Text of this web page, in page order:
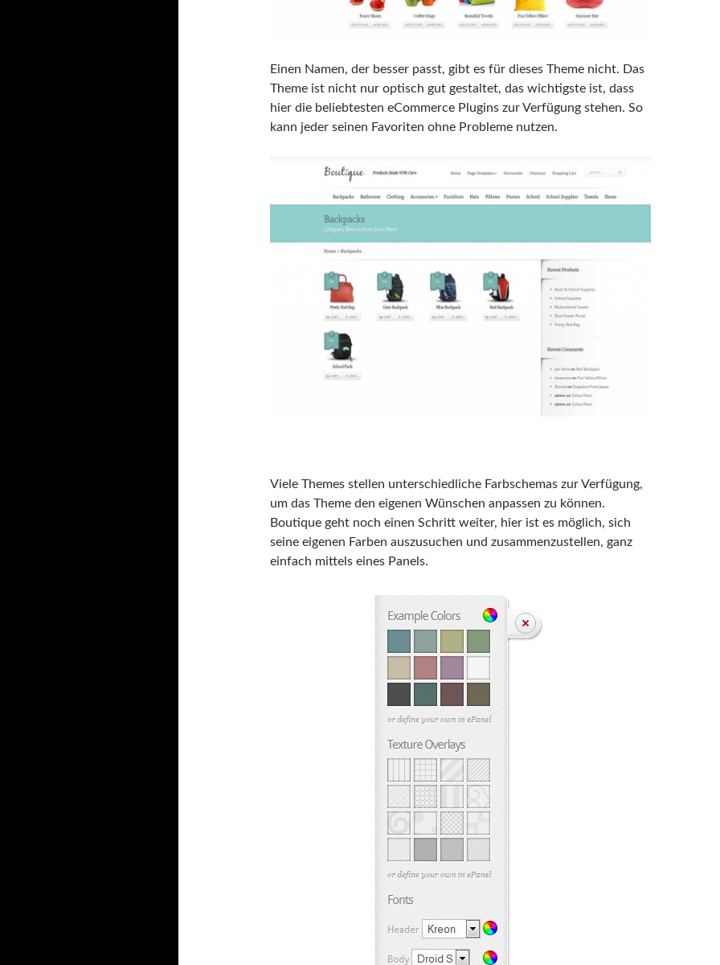
Einen Namen, der besser passt, gibt es für dieses Theme nicht. Das
Theme ist nicht nur optisch gut gestaltet, das wichtigste ist, dass
hier die beliebtesten eCommerce Plugins zur Verfügung stehen. So
kann jeder seinen Favoriten ohne Probleme nutzen.
Viele Themes stellen unterschiedliche Farbschemas zur Verfügung,
um das Theme den eigenen Wünschen anpassen zu können.
Boutique geht noch einen Schritt weiter, hier ist es möglich, sich
seine eigenen Farben auszusuchen und zusammenzustellen, ganz
einfach mittels eines Panels.